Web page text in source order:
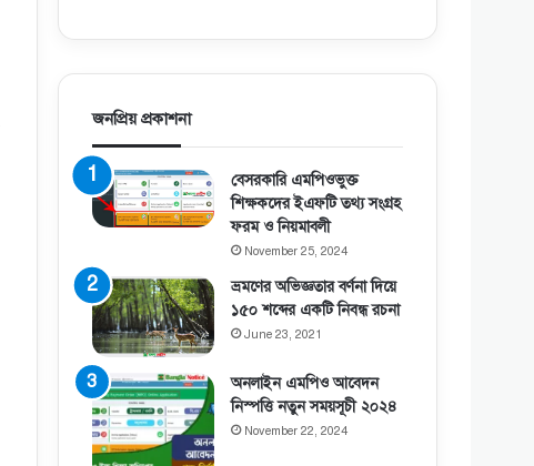
জনপ্রিয় প্রকাশনা
বেসরকারি এমপিওভুক্ত
শিক্ষকদের ইএফটি তথ্য সংগ্রহ
ফরম ও নিয়মাবলী
November 25, 2024
ভ্রমণের অভিজ্ঞতার বর্ণনা দিয়ে
১৫০ শব্দের একটি নিবন্ধ রচনা
June 23, 2021
অনলাইন এমপিও আবেদন
নিস্পত্তি নতুন সময়সূচী ২০২৪
November 22, 2024